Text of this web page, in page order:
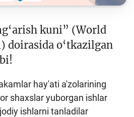
kuni” (World
doirasida o‘tkazilgan
hay'ati a'zolarining
shaxslar yuborgan ishlar
ishlarni tanladilar